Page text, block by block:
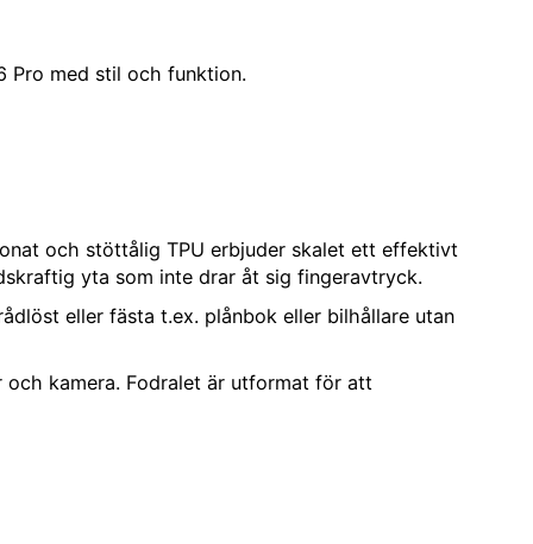
Pro med stil och funktion.
och stöttålig TPU erbjuder skalet ett effektivt
yta som inte drar åt sig fingeravtryck.
eller fästa t.ex. plånbok eller bilhållare utan
kamera. Fodralet är utformat för att